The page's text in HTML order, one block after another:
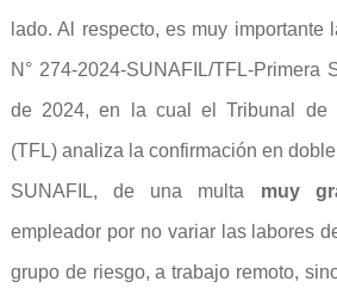
lado. Al respecto, es muy importante
N° 274-2024-SUNAFIL/TFL-Primera
de 2024, en la cual el Tribunal de
(TFL) analiza la confirmación en
SUNAFIL, de una multa muy
empleador por no variar las labores
grupo de riesgo, a trabajo remoto,